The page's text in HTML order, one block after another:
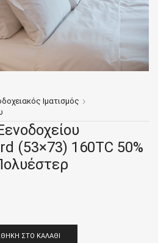
Ιματισμός
(53×73) 160TC 50%
ΣΤΟ ΚΑΛΆΘΙ